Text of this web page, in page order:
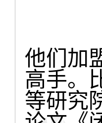
他们加
高手。
等研究